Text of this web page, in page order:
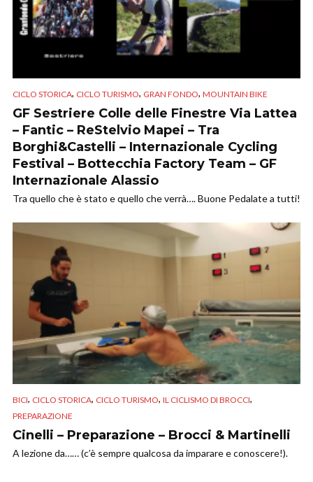
CICLO STORICA, CICLO TURISMO, GRAN FONDO, MOUNTAIN BIKE
GF Sestriere Colle delle Finestre Via Lattea
– Fantic – ReStelvio Mapei – Tra
Borghi&Castelli – Internazionale Cycling
Festival – Bottecchia Factory Team – GF
Internazionale Alassio
Tra quello che è stato e quello che verrà…. Buone Pedalate a tutti!
BICI, CICLO STORICA, CICLO TURISMO, IL CICLISMO DI BROCCI,
PREPARAZIONE
Cinelli – Preparazione – Brocci & Martinelli
A lezione da…… (c’è sempre qualcosa da imparare e conoscere!).